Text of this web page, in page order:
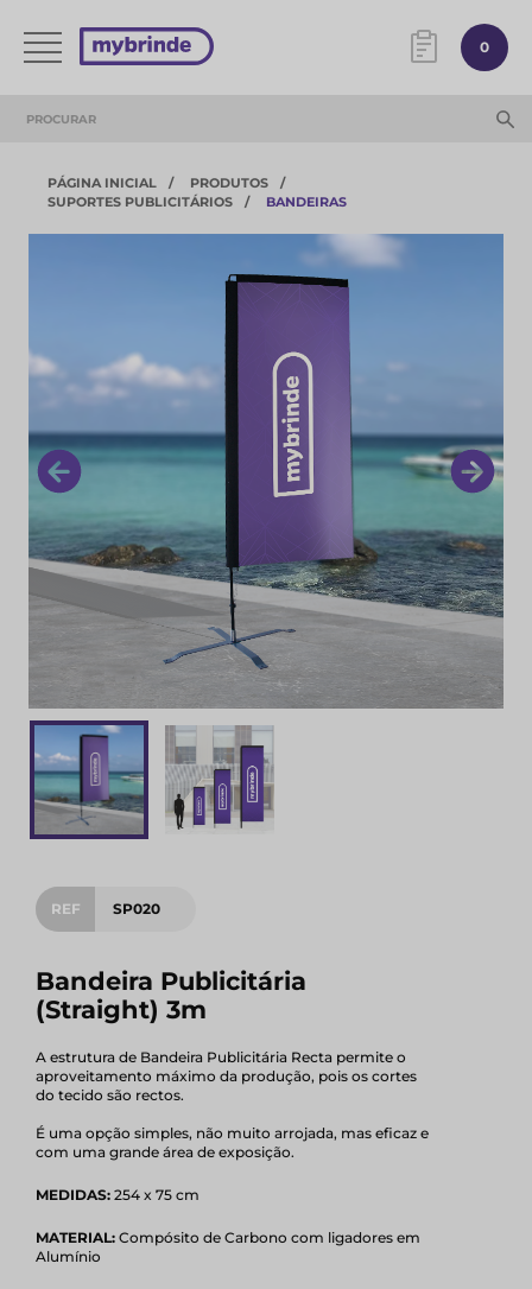
0
PÁGINA INICIAL
PRODUTOS
SUPORTES PUBLICITÁRIOS
BANDEIRAS
REF SP020
Bandeira Publicitária
(Straight) 3m
A estrutura de Bandeira Publicitária Recta permite o
aproveitamento máximo da produção, pois os cortes
do tecido são rectos.
É uma opção simples, não muito arrojada, mas eficaz e
com uma grande área de exposição.
MEDIDAS: 254 x 75 cm
MATERIAL: Compósito de Carbono com ligadores em
Alumínio